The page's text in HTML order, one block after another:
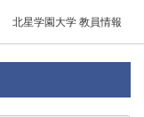
北星学園大学 教員情報